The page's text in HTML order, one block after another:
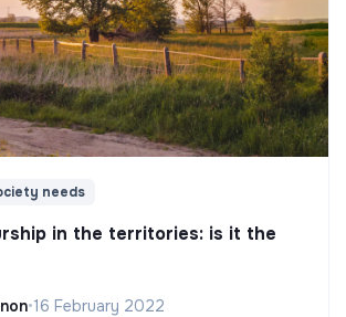
needs
in the territories: is it the
•16 February 2022